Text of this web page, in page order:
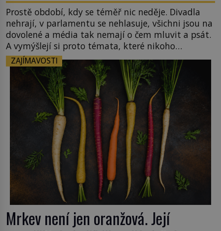
Prostě období, kdy se téměř nic neděje. Divadla
nehrají, v parlamentu se nehlasuje, všichni jsou na
dovolené a média tak nemají o čem mluvit a psát.
A vymýšlejí si proto témata, které nikoho
nezajímají. Proč je však ona letní doba spojovaná
zrovna s okurkami? Okurkovou sezónu známe už
od poloviny 19. století, ovšem jako Češi […]
ZAJÍMAVOSTI
Mrkev není jen oranžová. Její